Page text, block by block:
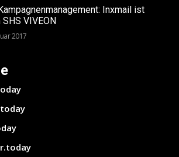
Inxmail ist
VIVEON
2017